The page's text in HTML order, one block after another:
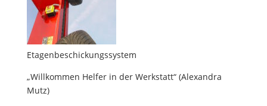
Etagenbeschickungssystem
„Willkommen Helfer in der Werkstatt“ (Alexandra
Mutz)